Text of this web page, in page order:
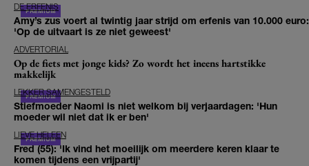
DE ERFENIS
Amy’s zus voert al twintig jaar strijd om erfenis van 10.000 euro:
'Op de uitvaart is ze niet geweest'
ADVERTORIAL
Op de fiets met jonge kids? Zo wordt het ineens hartstikke
makkelijk
LEKKER SAMENGESTELD
Stiefmoeder Naomi is niet welkom bij verjaardagen: 'Hun
moeder wil niet dat ik er ben'
LIEVE HELEEN
Fred (55): 'Ik vind het moeilijk om meerdere keren klaar te
komen tijdens een vrijpartij'